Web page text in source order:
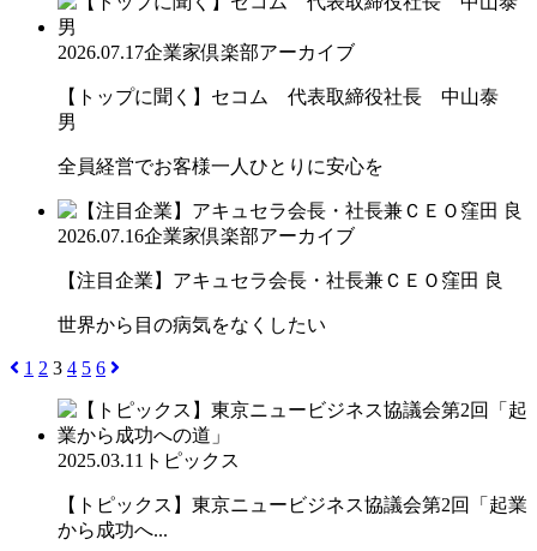
2026.07.17企業家倶楽部アーカイブ
【トップに聞く】セコム 代表取締役社長 中山泰
男
全員経営でお客様一人ひとりに安心を
2026.07.16企業家倶楽部アーカイブ
【注目企業】アキュセラ会長・社長兼ＣＥＯ窪田 良
世界から目の病気をなくしたい
1 2 3 4 5 6
2025.03.11 トピックス
【トピックス】東京ニュービジネス協議会第2回「起業
から成功へ...